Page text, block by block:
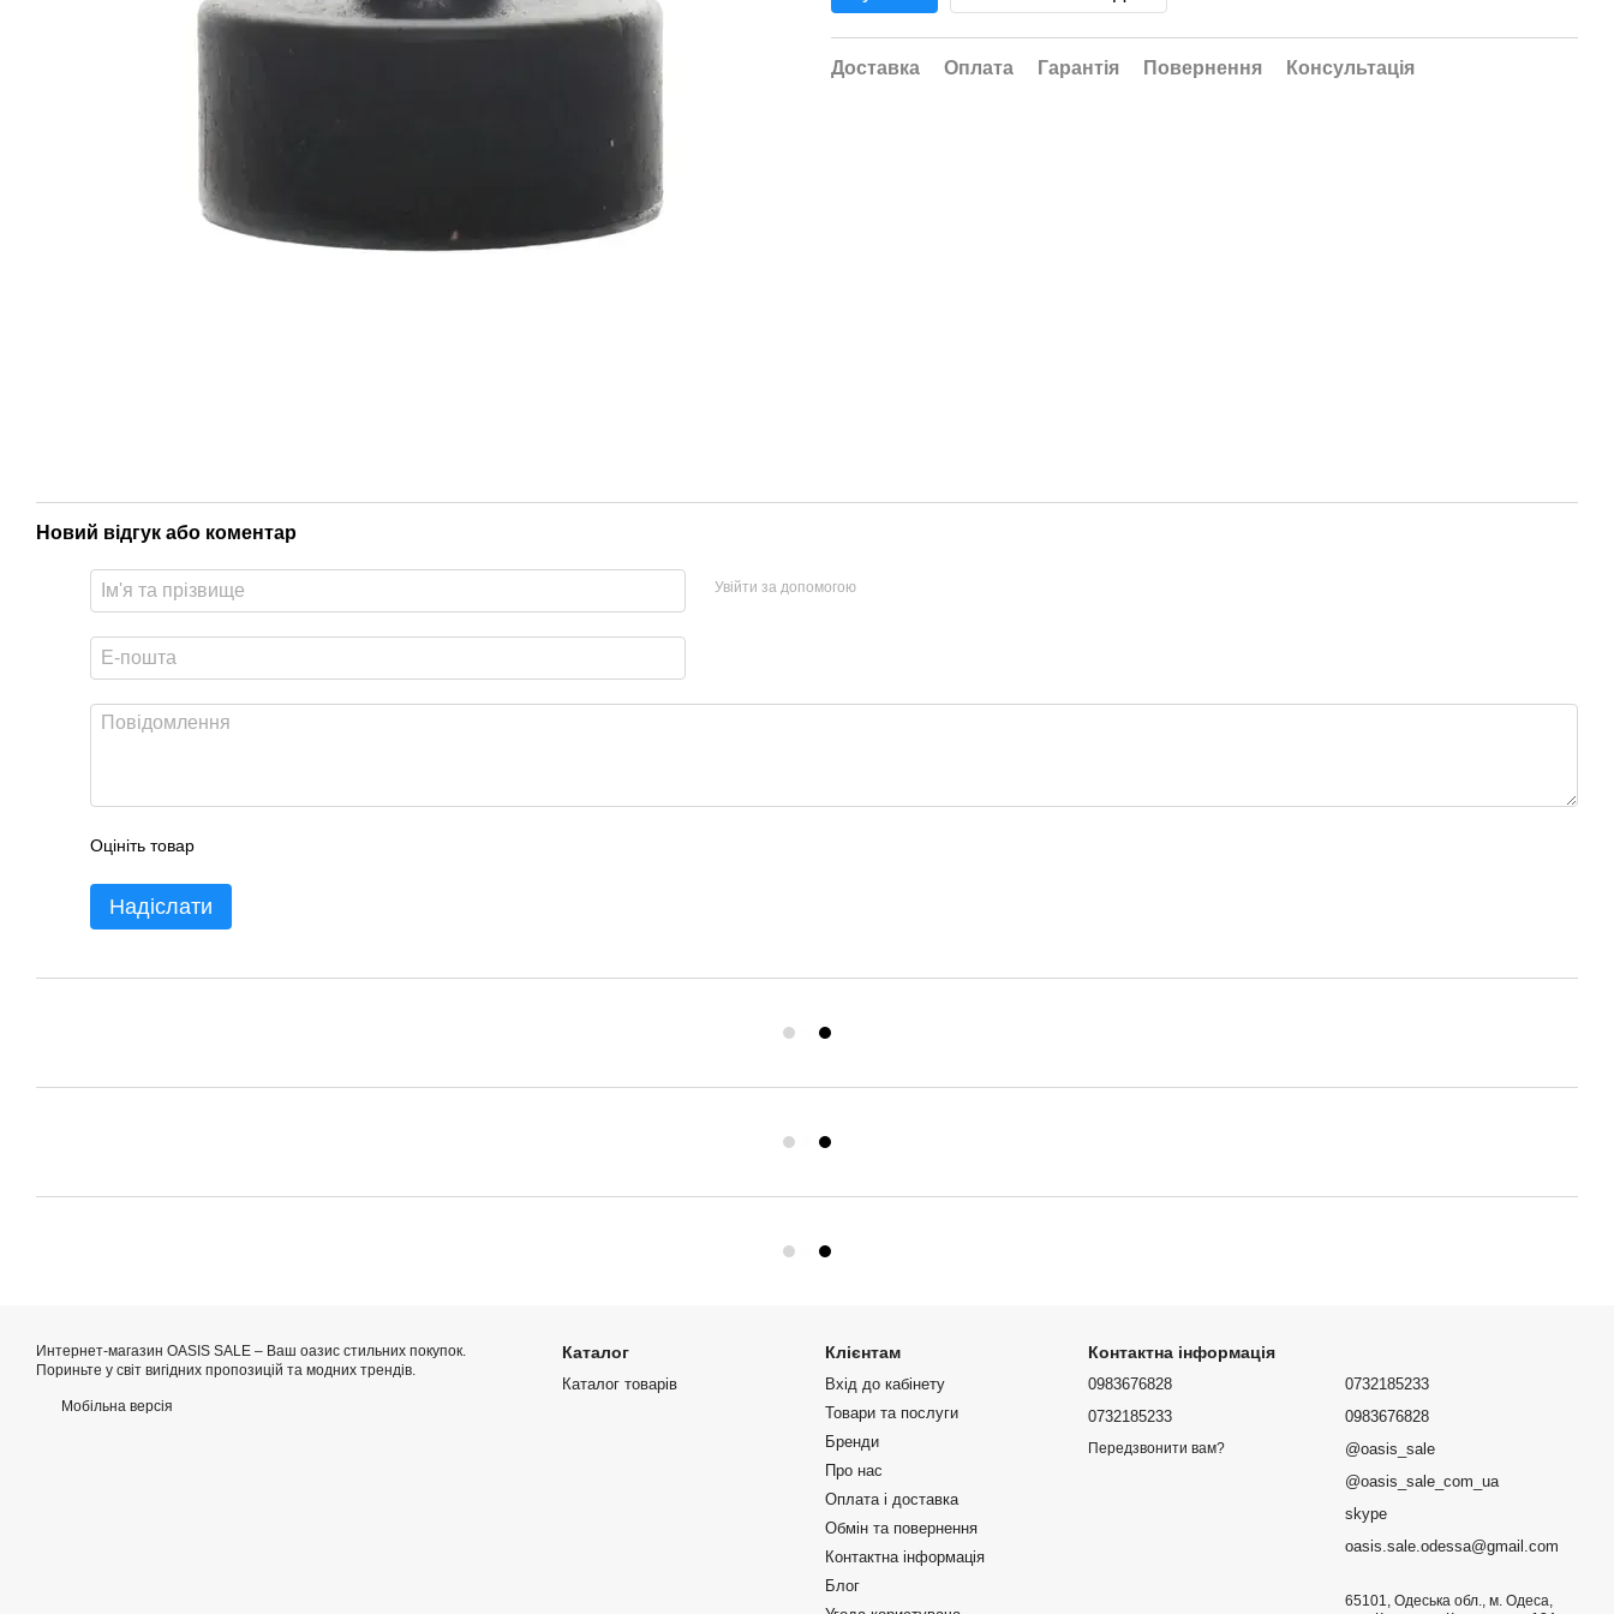
Доставка Оплата Гарантія Повернення Консультація
Новий відгук або коментар
Увійти за допомогою
Оцініть товар
Надіслати
Интернет-магазин OASIS SALE – Ваш оазис стильних покупок.
Пориньте у світ вигідних пропозицій та модних трендів.
Мобільна версія
Каталог
Каталог товарів
Клієнтам
Вхід до кабінету
Товари та послуги
Бренди
Про нас
Оплата і доставка
Обмін та повернення
Контактна інформація
Блог
Контактна інформація
0983676828
0732185233
Передзвонити вам?
0732185233
0983676828
@oasis_sale
@oasis_sale_com_ua
skype
oasis.sale.odessa@gmail.com
65101, Одеська обл., м. Одеса,